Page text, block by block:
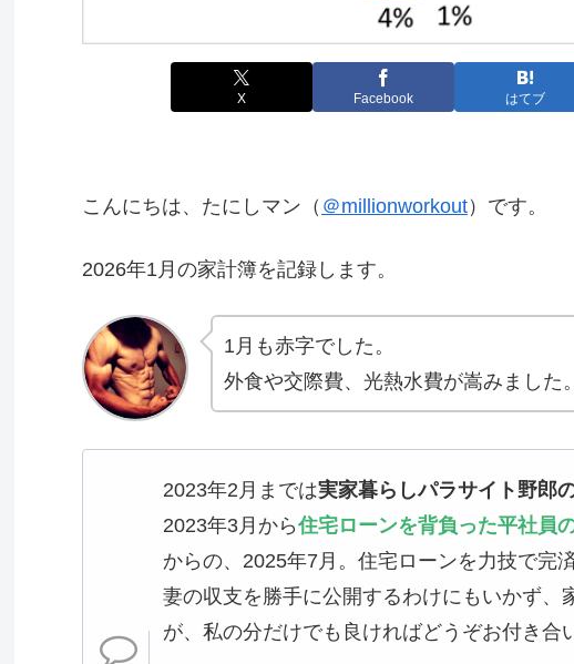
X Facebook はてブ
こんにちは、たにしマン（ ＠millionworkout）です。
2026年1月の家計簿を記録します。
1月も赤字でした。
外食や交際費、光熱水費が嵩みました。
2023年2月までは実家暮らしパラサイト野郎
2023年3月から住宅ローンを背負った平社員
からの、2025年7月。住宅ローンを力技で完
妻の収支を勝手に公開するわけにもいかず、
が、私の分だけでも良ければどうぞお付き合